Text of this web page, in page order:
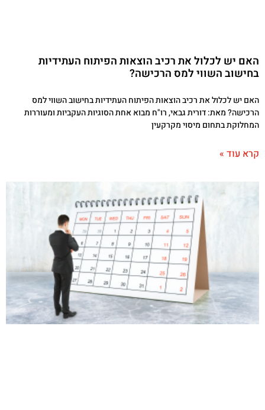
האם יש לכלול את רכיב הוצאות הפיתוח העתידיות
בחישוב השווי למס הרכישה?
האם יש לכלול את רכיב הוצאות הפיתוח העתידיות בחישוב השווי למס
הרכישה? מאת: דורית גבאי, רו"ח מבוא אחת הסוגיות העקביות ומעוררות
המחלוקת בתחום מיסוי מקרקעין
קרא עוד »